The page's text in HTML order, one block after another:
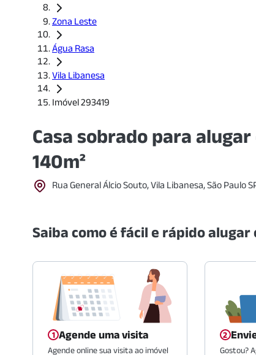
Zona Leste
Água Rasa
Vila Libanesa
Imóvel 293419
Casa sobrado para
140m²
Rua General Álcio Souto, Vila Libanesa, São Paulo
Saiba como é fácil e rápido alugar
Agende uma visita
Agende online sua visita ao imóvel Gostou?